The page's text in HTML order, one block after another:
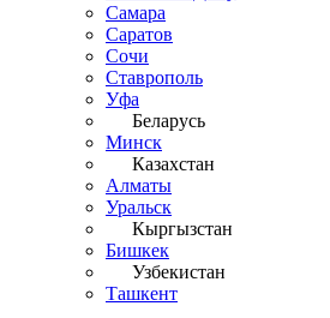
Самара
Саратов
Сочи
Ставрополь
Уфа
Беларусь
Минск
Казахстан
Алматы
Уральск
Кыргызстан
Бишкек
Узбекистан
Ташкент